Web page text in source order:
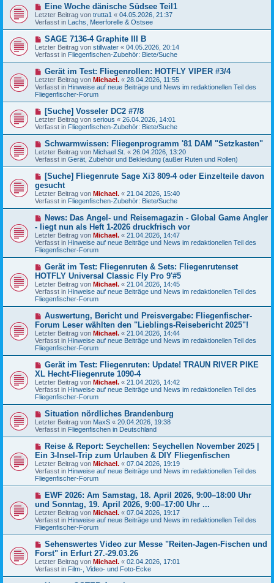
B
e
i
t
a
g
N
e
u
e
B
e
i
t
a
g
Eine Woche dänische Südsee Teil1
Letzter Beitrag von trutta1 « 04.05.2026, 21:37
Verfasst in Lachs, Meerforelle & Ostsee
N
e
u
e
B
e
i
t
r
g
SAGE 7136-4 Graphite III B
Letzter Beitrag von stillwater « 04.05.2026, 20:14
Verfasst in Fliegenfischen-Zubehör: Biete/Suche
N
e
u
e
r
B
i
t
r
a
g
Gerät im Test: Fliegenrollen: HOTFLY VIPER #3/4
Letzter Beitrag von Michael. « 28.04.2026, 11:55
Verfasst in Hinweise auf neue Beiträge und News im redaktionellen Teil des
Fliegenfischer-Forum
N
e
u
e
B
e
i
t
a
g
[Suche] Vosseler DC2 #7/8
Letzter Beitrag von serious « 26.04.2026, 14:01
Verfasst in Fliegenfischen-Zubehör: Biete/Suche
N
e
u
e
B
e
i
t
r
a
g
Schwarmwissen: Fliegenprogramm '81 DAM "Setzkasten"
Letzter Beitrag von Michael St. « 26.04.2026, 13:20
Verfasst in Gerät, Zubehör und Bekleidung (außer Ruten und Rollen)
N
e
u
e
r
B
i
t
r
a
[Suche] Fliegenrute Sage Xi3 809-4 oder Einzelteile davon
gesucht
Letzter Beitrag von Michael. « 21.04.2026, 15:40
Verfasst in Fliegenfischen-Zubehör: Biete/Suche
N
e
u
e
r
B
e
t
r
a
g
News: Das Angel- und Reisemagazin - Global Game Angler
- liegt nun als Heft 1-2026 druckfrisch vor
Letzter Beitrag von Michael. « 21.04.2026, 14:47
Verfasst in Hinweise auf neue Beiträge und News im redaktionellen Teil des
Fliegenfischer-Forum
N
e
u
e
r
B
e
t
r
a
g
Gerät im Test: Fliegenruten & Sets: Fliegenrutenset
HOTFLY Universal Classic Fly Pro 9'#5
Letzter Beitrag von Michael. « 21.04.2026, 14:45
Verfasst in Hinweise auf neue Beiträge und News im redaktionellen Teil des
Fliegenfischer-Forum
N
u
e
r
B
e
t
r
a
g
Auswertung, Bericht und Preisvergabe: Fliegenfischer-
Forum Leser wählten den "Lieblings-Reisebericht 2025"!
Letzter Beitrag von Michael. « 21.04.2026, 14:44
Verfasst in Hinweise auf neue Beiträge und News im redaktionellen Teil des
Fliegenfischer-Forum
N
e
u
e
r
B
e
t
r
a
g
Gerät im Test: Fliegenruten: Update! TRAUN RIVER PIKE
XL Hecht-Fliegenrute 1090-4
Letzter Beitrag von Michael. « 21.04.2026, 14:42
Verfasst in Hinweise auf neue Beiträge und News im redaktionellen Teil des
Fliegenfischer-Forum
N
e
u
e
B
e
i
t
r
a
g
Situation nördliches Brandenburg
Letzter Beitrag von MaxS « 20.04.2026, 19:38
Verfasst in Fliegenfischen in Deutschland
N
e
u
e
r
B
e
t
r
a
g
Reise & Report: Seychellen: Seychellen November 2025 |
Ein 3-Insel-Trip zum Urlauben & DIY Fliegenfischen
Letzter Beitrag von Michael. « 07.04.2026, 19:19
Verfasst in Hinweise auf neue Beiträge und News im redaktionellen Teil des
Fliegenfischer-Forum
N
u
e
r
B
e
t
r
a
EWF 2026: Am Samstag, 18. April 2026, 9:00–18:00 Uhr
und Sonntag, 19. April 2026, 9:00–17:00 Uhr ...
Letzter Beitrag von Michael. « 07.04.2026, 19:17
Verfasst in Hinweise auf neue Beiträge und News im redaktionellen Teil des
Fliegenfischer-Forum
N
u
e
r
B
Sehenswertes Video zur Messe "Reiten-Jagen-Fischen und
Forst" in Erfurt 27.-29.03.26
Letzter Beitrag von Michael. « 02.04.2026, 17:01
Verfasst in Film-, Video- und Foto-Ecke